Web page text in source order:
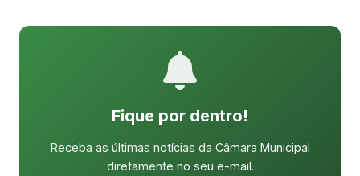
Fique por dentro!
Receba as últimas notícias da Câmara Municipal
diretamente no seu e-mail.